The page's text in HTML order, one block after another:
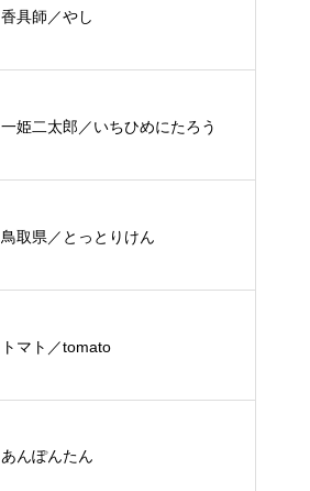
香具師／やし
一姫二太郎／いちひめにたろう
鳥取県／とっとりけん
トマト／tomato
あんぽんたん